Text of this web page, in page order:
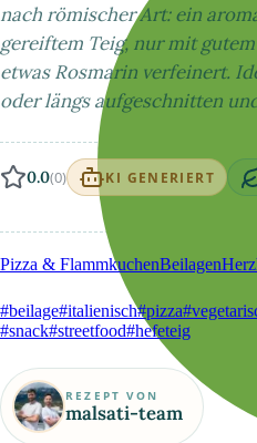
nach römischer Art: ein
gereiftem Teig, nur mit
etwas Rosmarin verfeinert.
oder längs aufgeschnitten
0.0(0) KI GENERIERT
Pizza & FlammkuchenBeilagen
#beilage#italienisch#pizza
#snack#streetfood#hefeteig
REZEPT VON
malsati-team